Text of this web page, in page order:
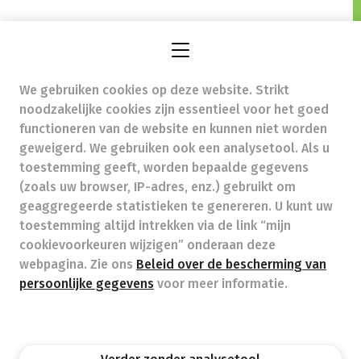
apotheek.macharis@telenet.be
Beroepstitel: Apotheker werkzaam in België
Beroepsvereniging: Algemene Pharmaceutische
Bond
autorisatienummer FAGG 422104
Valt onder toezicht van de Orde der Apothekers,
02/537.42.67, Henri Jasparlaan 94 1060 Brussel
Deontologie: Code van de farmaceutische plichtenleer
Tarieven terugbetaalde zorg
Apotheek.be Orde Der Apothekers
We gebruiken cookies op deze website. Strikt
noodzakelijke cookies zijn essentieel voor het goed
functioneren van de website en kunnen niet worden
geweigerd. We gebruiken ook een analysetool. Als u
toestemming geeft, worden bepaalde gegevens
(zoals uw browser, IP-adres, enz.) gebruikt om
geaggregeerde statistieken te genereren. U kunt uw
toestemming altijd intrekken via de link “mijn
cookievoorkeuren wijzigen” onderaan deze
webpagina. Zie ons Beleid over de bescherming van
persoonlijke gegevens voor meer informatie.